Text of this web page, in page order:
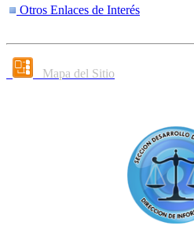
Otros Enlaces de Interés
Mapa del Sitio